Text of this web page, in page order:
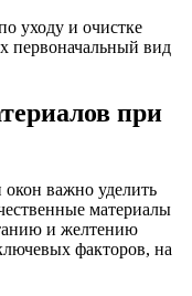
уходу и очистке
первоначальный вид
при
важно уделить
материалы
и желтению
факторов, на